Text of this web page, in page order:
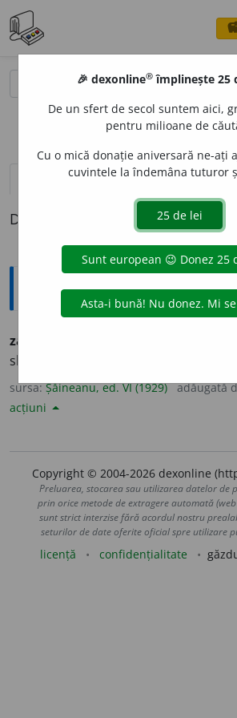
definiții (1)
Definiția cu ID-ul 814421:
Explicative DEX
zaif
slab, infirm].
sursa:Șăineanu, ed. VI (1929) adăugată
acțiuni
Copyright © 2004-2026 dexonline
Preluarea, stocarea sau utilizarea datelor de
prin orice metode de extragere automată
sunt strict interzise fără acordul nostru
seturilor de date oferite oficial spre utilizare
licență confidențialitate
🎉 dexonline® împlinește 25
De un sfert de secol suntem aici,
pentru milioane de
Cu o mică donație aniversară ne-ați
cuvintele la îndemâna tuturor